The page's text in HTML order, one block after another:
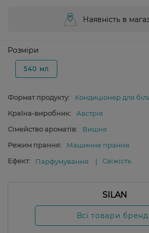
Наявність в
Розміри
540 мл
Формат продукту:
Кондиціонер для
Країна-виробник:
Австрія
Сімейство ароматів:
Вишня
Режим прання:
Машинне прання
Ефект:
Парфумування Свіжість
SILAN
Всі товари